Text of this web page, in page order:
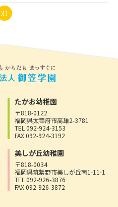
31
たかお幼稚園
〒818-0122
福岡県太宰府市高雄2-3781
TEL 092-924-3153
FAX 092-924-3192
美しが丘幼稚園
〒818-0034
福岡県筑紫野市美しが丘南1-11-1
TEL 092-926-3876
FAX 092-926-3872